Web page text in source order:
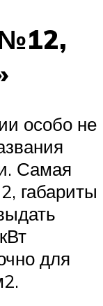
особо не
Самая
габариты
для